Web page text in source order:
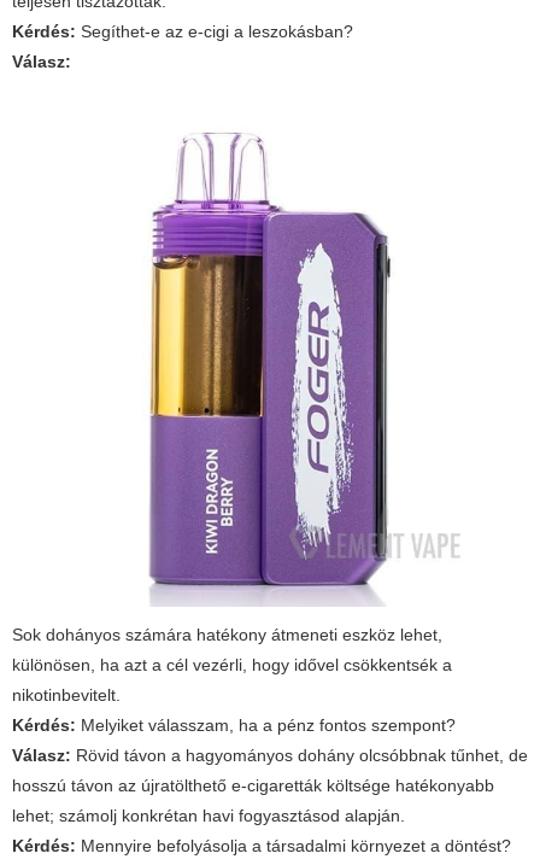
Kérdés: Segíthet-e az e-cigi a leszokásban?
Válasz:
Sok dohányos számára hatékony átmeneti eszköz lehet,
különösen, ha azt a cél vezérli, hogy idővel csökkentsék a
nikotinbevitelt.
Kérdés: Melyiket válasszam, ha a pénz fontos szempont?
Válasz: Rövid távon a hagyományos dohány olcsóbbnak tűnhet, de
hosszú távon az újratölthető e-cigaretták költsége hatékonyabb
lehet; számolj konkrétan havi fogyasztásod alapján.
Kérdés: Mennyire befolyásolja a társadalmi környezet a döntést?